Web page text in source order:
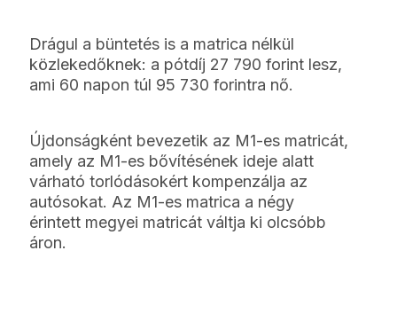
Drágul a büntetés is a matrica nélkül
közlekedőknek: a pótdíj 27 790 forint lesz,
ami 60 napon túl 95 730 forintra nő.
Újdonságként bevezetik az M1-es matricát,
amely az M1-es bővítésének ideje alatt
várható torlódásokért kompenzálja az
autósokat. Az M1-es matrica a négy
érintett megyei matricát váltja ki olcsóbb
áron.